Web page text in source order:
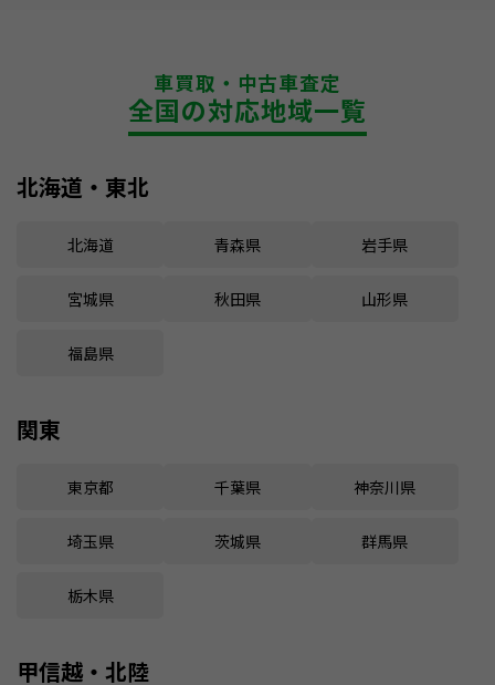
車買取・中古車査定
全国の対応地域一覧
北海道・東北
北海道 青森県 岩手県
宮城県 秋田県 山形県
福島県
関東
東京都 千葉県 神奈川県
埼玉県 茨城県 群馬県
栃木県
甲信越・北陸